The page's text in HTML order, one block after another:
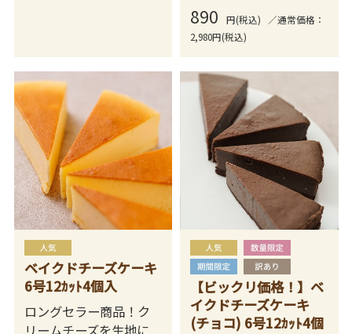
890 円(税込)
／通常価格：
2,980円(税込)
ベイクドチーズケーキ
6号12ｶｯﾄ4個入
ロングセラー商品！ク
リームチーズを生地に
【ビックリ価格！】ベ
イクドチーズケーキ
(チョコ) 6号12ｶｯﾄ4個